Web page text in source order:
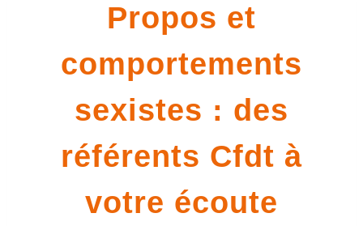
Propos et
comportements
sexistes : des
référents Cfdt à
votre écoute